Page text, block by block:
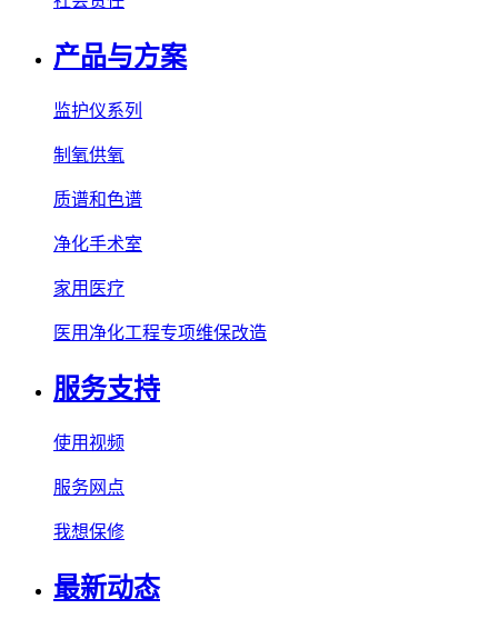
产品与方案
监护仪系列
制氧供氧
质谱和色谱
净化手术室
家用医疗
医用净化工程专项维保改造
服务支持
使用视频
服务网点
我想保修
最新动态